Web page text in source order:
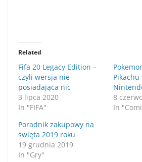
Related
Fifa 20 Legacy Edition –
czyli wersja nie
posiadająca nic
3 lipca 2020
In "FIFA"
8
In
Poradnik zakupowy na
święta 2019 roku
19 grudnia 2019
In "Gry"